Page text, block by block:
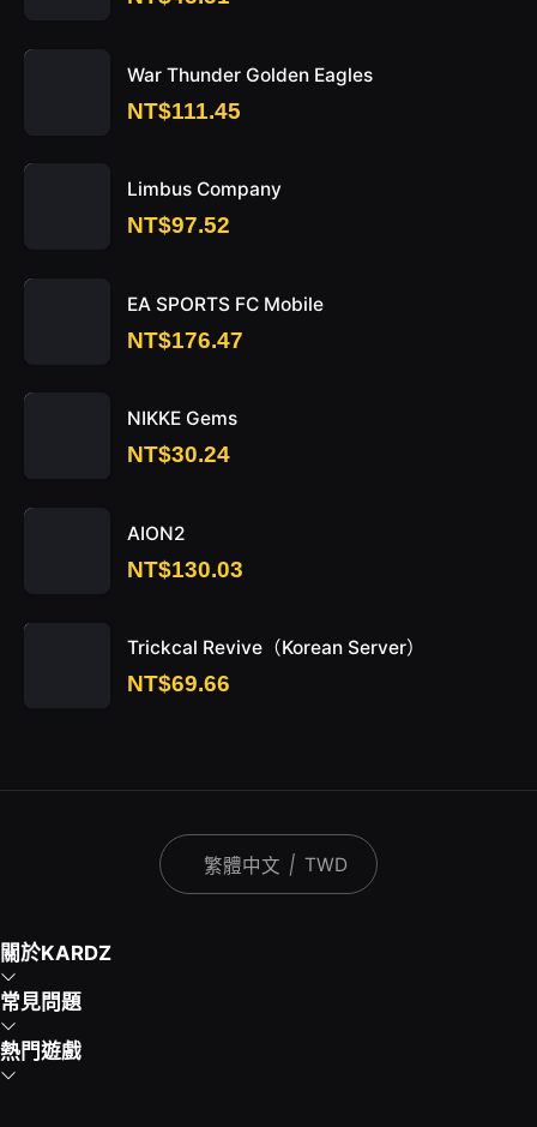
War Thunder Golden Eagles
NT$111.45
Limbus Company
NT$97.52
EA SPORTS FC Mobile
NT$176.47
NIKKE Gems
NT$30.24
AION2
NT$130.03
Trickcal Revive（Korean Server）
NT$69.66
繁體中文 | TWD
關於KARDZ
常見問題
熱門遊戲